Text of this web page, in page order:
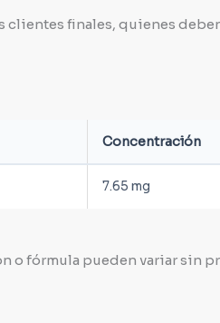
finales, quienes
Concentración
7.65 mg
o fórmula pueden variar